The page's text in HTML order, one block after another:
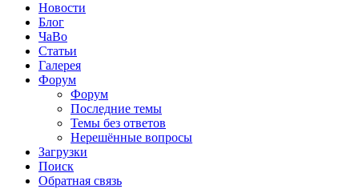
Новости
Блог
ЧаВо
Статьи
Галерея
Форум
Форум
Последние темы
Темы без ответов
Нерешённые вопросы
Загрузки
Поиск
Обратная связь